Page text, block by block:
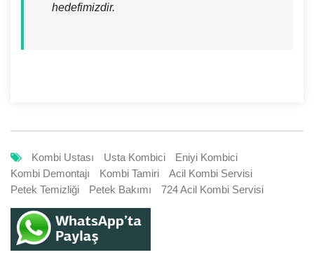
hedefimizdir.
Kombi Ustası Usta Kombici
Eniyi Kombici
Kombi Demontajı
Kombi Tamiri
Acil Kombi Servisi
Petek Temizliği
Petek Bakımı 724 Acil Kombi Servisi